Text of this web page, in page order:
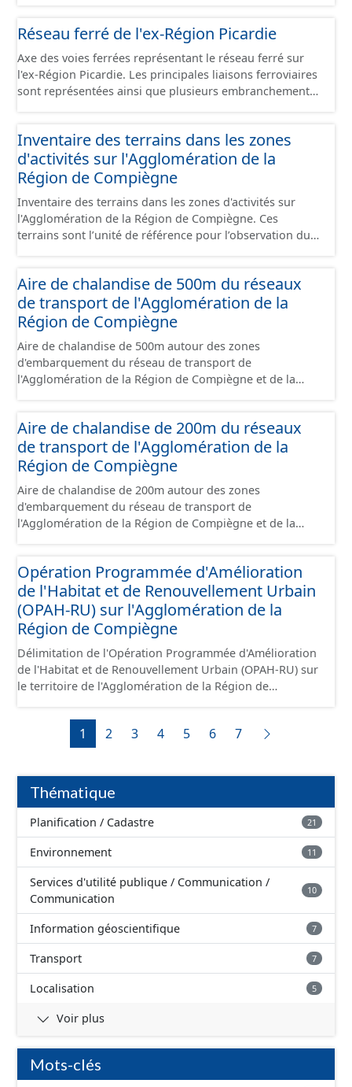
données contient le périmètre sur l'Agglomération de la
Région de Compiègne, situé sur les communes de
Compiègne, de Margny-lès-Compiègne et de Venette.
de Compiègne et de la Basse Automne. Ce PLUiH est
numérisé conformément aux prescriptions nationales
du CNIG et contient les pièces administratives, le rapport
de présentation, le PADD, les règlements écrits et
graphiques, les annexes, les OAP et les données
de ces données, il est rappelé que seuls les documents
papiers font foi et sont opposables d'un point de vue
juridique.
Réseau ferré de l'ex-Région Picardie
Axe des voies ferrées représentant le réseau ferré sur
l'ex-Région Picardie. Les principales liaisons ferroviaires
sont représentées ainsi que plusieurs embranchements
sont désaffectées mais sont toujours physiquement
présentes sur le terrain.
Inventaire des terrains dans les zones
d'activités sur l'Agglomération de la
Région de Compiègne
Inventaire des terrains dans les zones d'activités sur
l'Agglomération de la Région de Compiègne. Ces
terrains sont l’unité de référence pour l’observation du
faisant l’objet d’un regroupement suivant leur état
d’occupation, leur stade de commercialisation, leur
stade d’aménagement et la nature de leur maîtrise
foncière. Il s'appuie globalement sur la limite de parcelle
cadastrale mais peut également la subdiviser s'il
provient d'un plan d'aménagement par lots qui précède
un remembrement cadastral. Ces terrains sont
d'autres usages situés dans ces sites (équipement,
divers, ...). Ce lot est constitué conformément aux
prescriptions du standard CNIG Sites Economiques.
Aire de chalandise de 500m du réseaux
de transport de l'Agglomération de la
Région de Compiègne
Aire de chalandise de 500m autour des zones
d'embarquement du réseau de transport de
l'Agglomération de la Région de Compiègne et de la
Aire de chalandise de 200m du réseaux
de transport de l'Agglomération de la
Région de Compiègne
Aire de chalandise de 200m autour des zones
d'embarquement du réseau de transport de
l'Agglomération de la Région de Compiègne et de la
Opération Programmée d'Amélioration
de l'Habitat et de Renouvellement Urbain
(OPAH-RU) sur l'Agglomération de la
Région de Compiègne
Délimitation de l'Opération Programmée d'Amélioration
de l'Habitat et de Renouvellement Urbain (OPAH-RU) sur
le territoire de l'Agglomération de la Région de
communes de Compiègne et de Margny-lès-Compiègne.
Cette OPAH est opérationnelle jusqu'en juillet 2026 et
elle ne sera pas renouvelée au-delà de cette date.
1 2 3 4 5 6 7
Thématique
Planification / Cadastre 21
Environnement 11
Services d'utilité publique / Communication /
Communication
10
Information géoscientifique 7
Transport 7
Localisation 5
Voir plus
Mots-clés